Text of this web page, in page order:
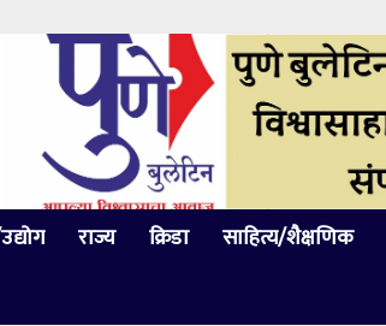
राज्य क्रिडा साहित्य/शैक्षणिक